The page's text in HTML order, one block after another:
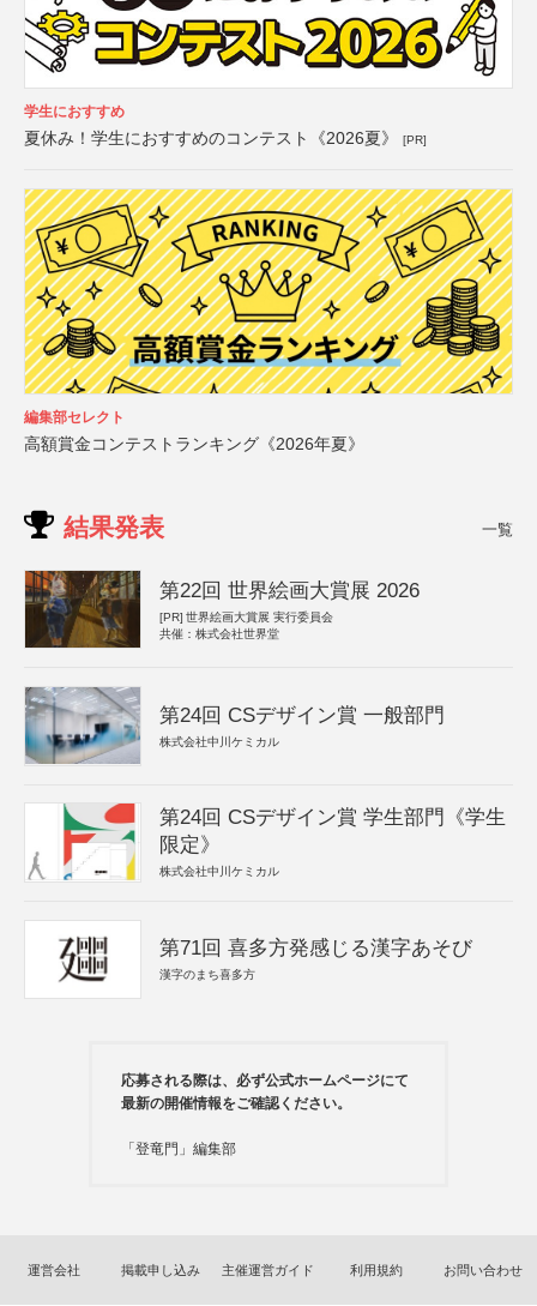
学生におすすめ
夏休み！学生におすすめのコンテスト《2026夏》 [PR]
編集部セレクト
高額賞金コンテストランキング《2026年夏》
結果発表 一覧
第22回 世界絵画大賞展 2026
[PR] 世界絵画大賞展 実行委員会
共催：株式会社世界堂
第24回 CSデザイン賞 一般部門
株式会社中川ケミカル
第24回 CSデザイン賞 学生部門《学生
限定》
株式会社中川ケミカル
第71回 喜多方発感じる漢字あそび
漢字のまち喜多方
応募される際は、必ず公式ホームページにて
最新の開催情報をご確認ください。
「登竜門」編集部
運営会社 掲載申し込み 主催運営ガイド 利用規約 お問い合わせ